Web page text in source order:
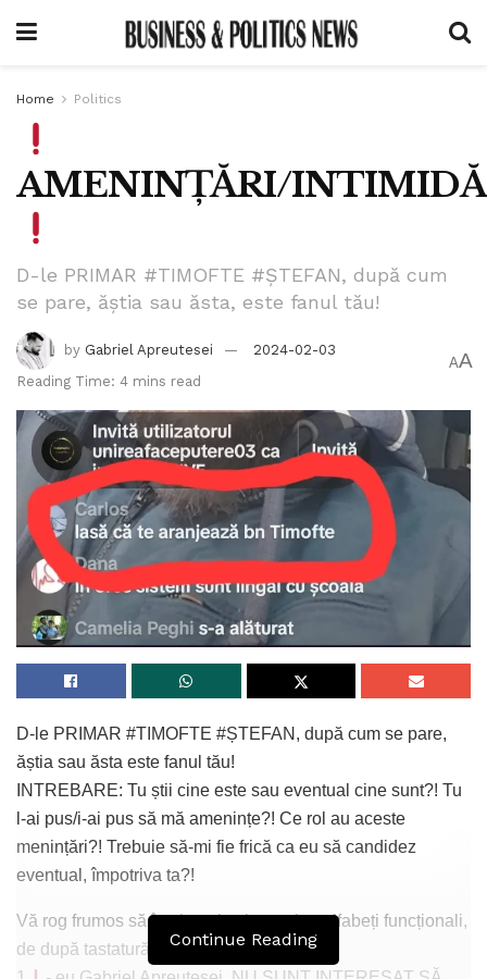
Home Politics
AMENINȚĂRI/
D-le PRIMAR #TIMOFTE #ȘTEFAN, după cum
se pare, ăștia sau ăsta, este fanul tău!
by Gabriel Apreutesei
2024-02-03
Reading Time: 4 mins read
AA
D-le PRIMAR #TIMOFTE #ȘTEFAN, după cum se pare,
ăștia sau ăsta este fanul tău!
INTREBARE: Tu știi cine este sau eventual cine sunt?! Tu
l-ai pus/i-ai pus să mă amenințe?! Ce rol au aceste
menințări?! Trebuie să-mi fie frică ca eu să candidez
eventual, împotriva ta?!
Vă rog frumos să înțelegeți toți acești analfabeți funcționali,
de după tastatură, care emit amenințări :
Continue Reading